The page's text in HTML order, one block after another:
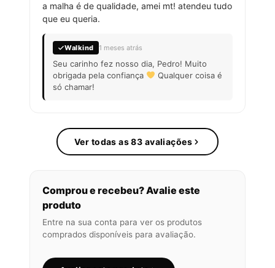
a malha é de qualidade, amei mt! atendeu tudo
que eu queria.
Walkind 1 meses atrás
Seu carinho fez nosso dia, Pedro! Muito
obrigada pela confiança
Qualquer coisa é
só chamar!
Ver todas as 83 avaliações
Comprou e recebeu? Avalie este
produto
Entre na sua conta para ver os produtos
comprados disponíveis para avaliação.